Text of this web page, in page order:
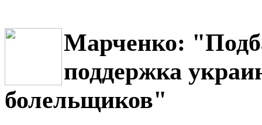
Марченко:
поддержка
болельщиков"